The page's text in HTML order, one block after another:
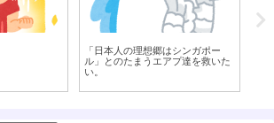
「日本人の理想郷はシンガポー
ル」とのたまうエアプ達を救いた
い。